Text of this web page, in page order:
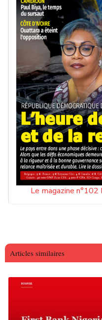
Le magazine
Articles similaires